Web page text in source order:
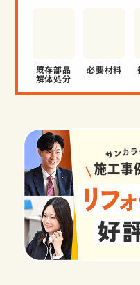
既存部品
解体処分
必要材料